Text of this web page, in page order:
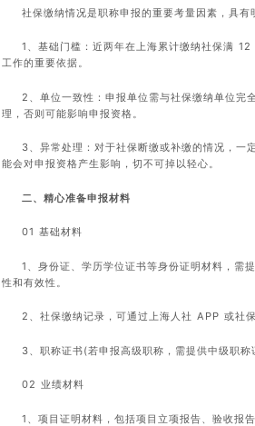
社保缴纳情况是职称申报的重要考量因素，具有
1、基础门槛：近两年在上海累计缴纳社保满
工作的重要依据。
2、单位一致性：申报单位需与社保缴纳单位完
理，否则可能影响申报资格。
3、异常处理：对于社保断缴或补缴的情况，一
能会对申报资格产生影响，切不可掉以轻心。
二、精心准备申报材料
01 基础材料
1、身份证、学历学位证书等身份证明材料，需
性和有效性。
2、社保缴纳记录，可通过上海人社 APP 或社
3、职称证书(若申报高级职称，需提供中级职称
02 业绩材料
1、项目证明材料，包括项目立项报告、验收报